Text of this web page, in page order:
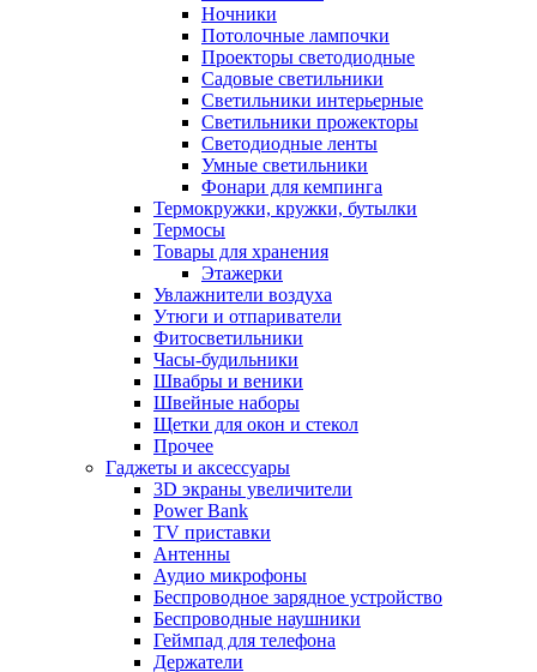
Ночники
Потолочные лампочки
Проекторы светодиодные
Садовые светильники
Светильники интерьерные
Светильники прожекторы
Светодиодные ленты
Умные светильники
Фонари для кемпинга
Термокружки, кружки, бутылки
Термосы
Товары для хранения
Этажерки
Увлажнители воздуха
Утюги и отпариватели
Фитосветильники
Часы-будильники
Швабры и веники
Швейные наборы
Щетки для окон и стекол
Прочее
Гаджеты и аксессуары
3D экраны увеличители
Power Bank
TV приставки
Антенны
Аудио микрофоны
Беспроводное зарядное устройство
Беспроводные наушники
Геймпад для телефона
Держатели